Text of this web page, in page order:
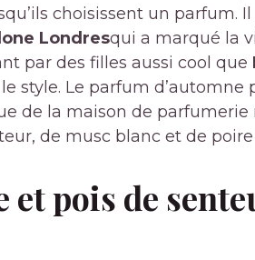
choisissent un parfum.
Londresqui a marqué la
par des filles aussi cool que
style. Le parfum d’automne
de la maison de parfumerie
de musc blanc et de
et pois de